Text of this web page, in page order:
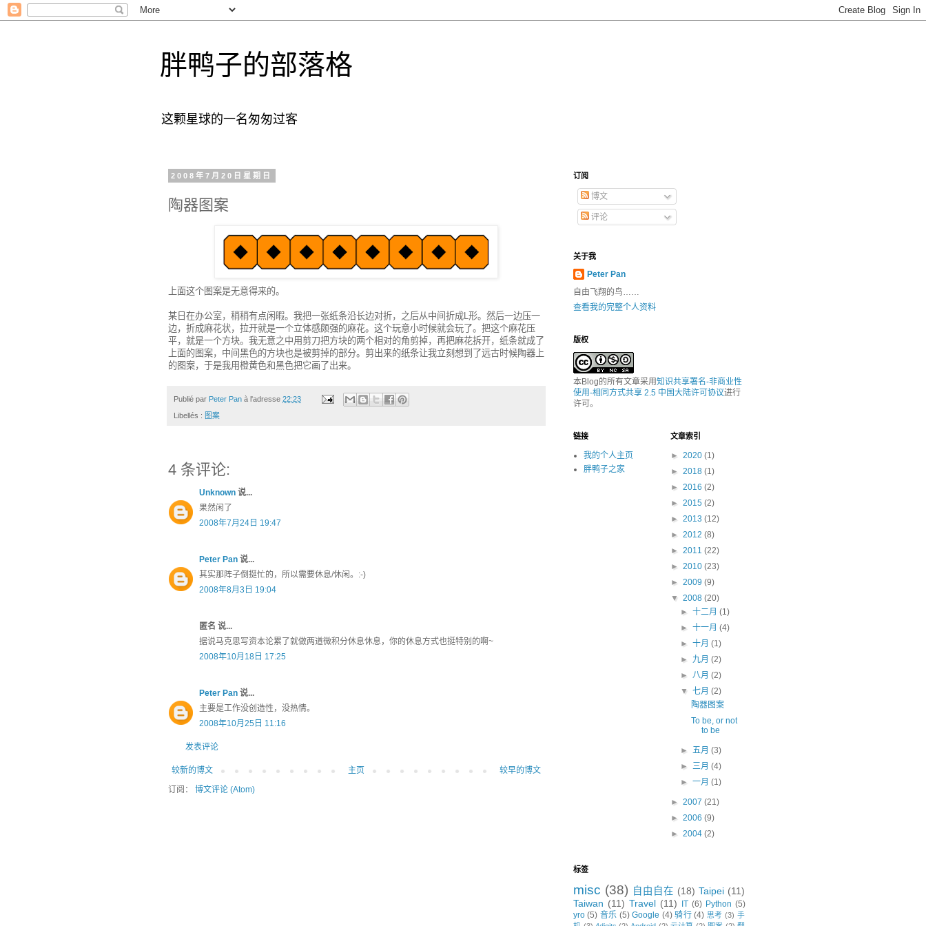
胖鸭子的部落格
这颗星球的一名匆匆过客
2008年7月20日星期日
陶器图案
上面这个图案是无意得来的。
某日在办公室，稍稍有点闲暇。我把一张纸条沿长边对折，之后从中间折成L形。然后一边压一
边，折成麻花状，拉开就是一个立体感颇强的麻花。这个玩意小时候就会玩了。把这个麻花压
平，就是一个方块。我无意之中用剪刀把方块的两个相对的角剪掉，再把麻花拆开，纸条就成了
上面的图案，中间黑色的方块也是被剪掉的部分。剪出来的纸条让我立刻想到了远古时候陶器上
的图案，于是我用橙黄色和黑色把它画了出来。
Publié par Peter Pan à l'adresse 22:23
Libellés : 图案
4 条评论:
Unknown 说...
果然闲了
2008年7月24日 19:47
Peter Pan 说...
其实那阵子倒挺忙的，所以需要休息/休闲。:-)
2008年8月3日 19:04
匿名 说...
据说马克思写资本论累了就做两道微积分休息休息，你的休息方式也挺特别的啊~
2008年10月18日 17:25
Peter Pan 说...
主要是工作没创造性，没热情。
2008年10月25日 11:16
发表评论
较新的博文 较早的博文
主页
订阅： 博文评论 (Atom)
订阅
博文
评论
关于我
Peter Pan
自由飞翔的鸟……
查看我的完整个人资料
版权
本Blog的所有文章采用知识共享署名-非商业性
使用-相同方式共享 2.5 中国大陆许可协议进行
许可。
链接
我的个人主页
胖鸭子之家
文章索引
► 2020 (1)
► 2018 (1)
► 2016 (2)
► 2015 (2)
► 2013 (12)
► 2012 (8)
► 2011 (22)
► 2010 (23)
► 2009 (9)
▼ 2008 (20)
►十二月(1)
►十一月(4)
►十月(1)
► 九月(2)
►八月(2)
▼七月(2)
陶器图案
To be, or not
to be
►五月(3)
►三月(4)
►一月(1)
► 2007 (21)
► 2006 (9)
► 2004 (2)
标签
misc (38) 自由自在 (18) Taipei (11)
Taiwan (11) Travel (11) IT (6) Python (5)
yro (5) 音乐 (5) Google (4) 骑行 (4) 思考 (3) 手